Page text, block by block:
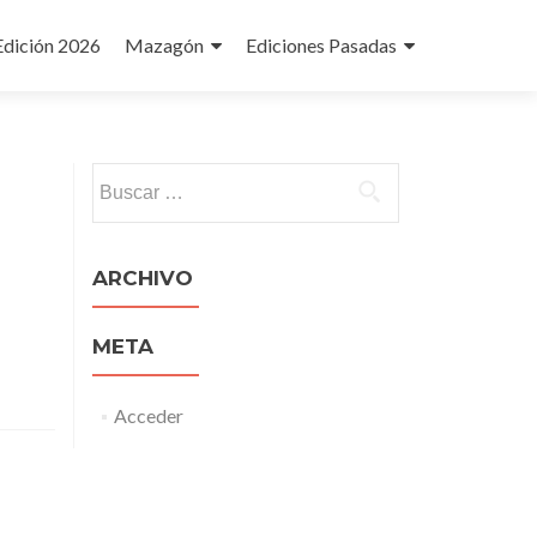
2026 Mazagón Ediciones Pasadas
ARCHIVO
META
Acceder